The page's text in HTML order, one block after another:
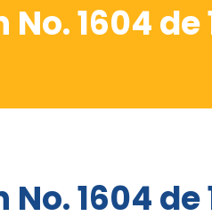
1604 de
1604 de